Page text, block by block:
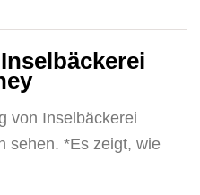
von Inselbäckerei
sehen. *Es zeigt, wie